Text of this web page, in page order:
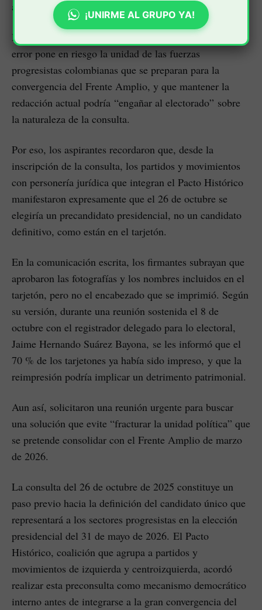
asesor del Pacto Histórico.
La carta enviada a la Registraduría insiste en que el
error pone en riesgo la unidad de las fuerzas
progresistas colombianas que se preparan para la
convergencia del Frente Amplio, y que mantener la
redacción actual podría “engañar al electorado” sobre
la naturaleza de la consulta.
Por eso, los aspirantes recordaron que, desde la
inscripción de la consulta, los partidos y movimientos
con personería jurídica que integran el Pacto Histórico
manifestaron expresamente que el 26 de octubre se
elegiría un precandidato presidencial, no un candidato
definitivo, como están en el tarjetón.
En la comunicación escrita, los firmantes subrayan que
aprobaron las fotografías y los nombres incluidos en el
tarjetón, pero no el encabezado que se imprimió. Según
su versión, durante una reunión sostenida el 8 de
octubre con el registrador delegado para lo electoral,
Jaime Hernando Suárez Bayona, se les informó que el
70 % de los tarjetones ya había sido impreso, y que la
reimpresión podría implicar un detrimento patrimonial.
Aun así, solicitaron una reunión urgente para buscar
una solución que evite “fracturar la unidad política” que
se pretende consolidar con el Frente Amplio de marzo
de 2026.
La consulta del 26 de octubre de 2025 constituye un
paso previo hacia la definición del candidato único que
representará a los sectores progresistas en la elección
presidencial del 31 de mayo de 2026. El Pacto
Histórico, coalición que agrupa a partidos y
movimientos de izquierda y centroizquierda, acordó
realizar esta preconsulta como mecanismo democrático
interno antes de integrarse a la gran convergencia del
¡UNIRME AL GRUPO YA!